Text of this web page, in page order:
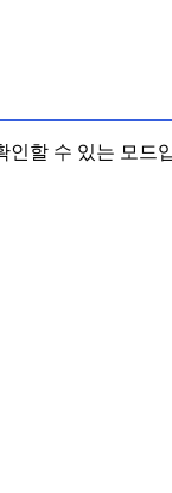
인할 수 있는 모드